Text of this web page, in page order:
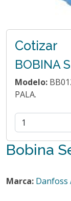
Cotizar
BOBINA
Modelo:
PALA.
Bobina
Marca: Danfoss